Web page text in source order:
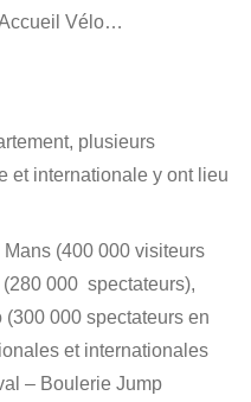
Vélo…
plusieurs
et internationale y ont lieu
(400 000 visiteurs
000 spectateurs),
000 spectateurs en
et internationales
– Boulerie Jump